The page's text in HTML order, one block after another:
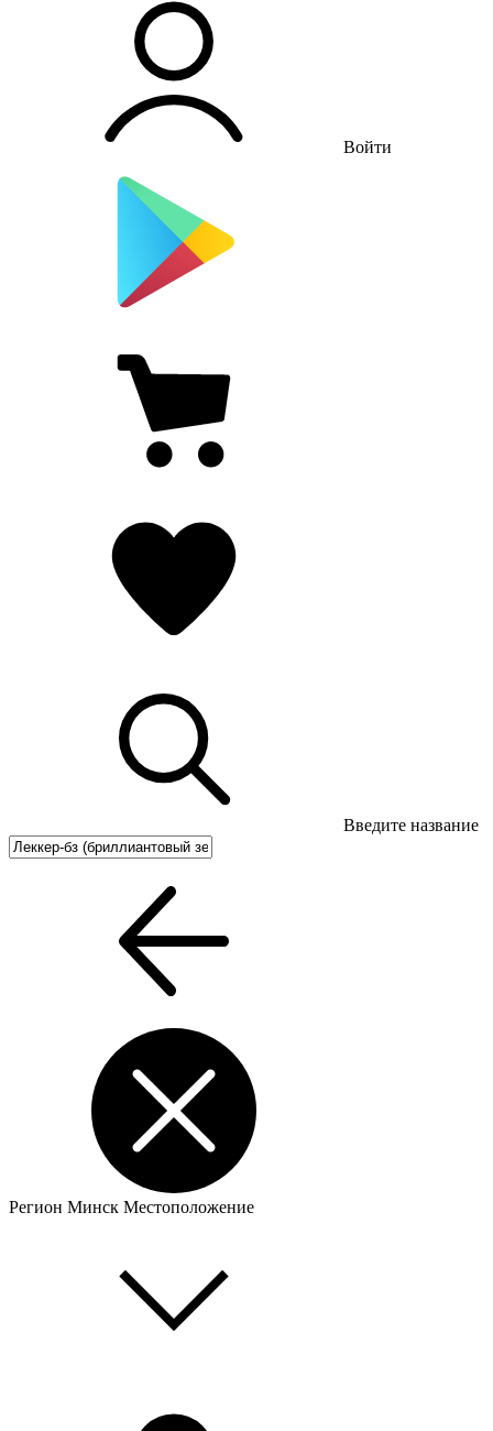
Войти
Введите название
Регион Минск Местоположение